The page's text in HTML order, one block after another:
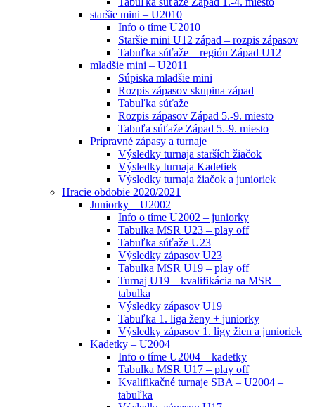
staršie mini – U2010
Info o tíme U2010
Staršie mini U12 západ – rozpis zápasov
Tabuľka súťaže – región Západ U12
mladšie mini – U2011
Súpiska mladšie mini
Rozpis zápasov skupina západ
Tabuľka súťaže
Rozpis zápasov Západ 5.-9. miesto
Tabuľa súťaže Západ 5.-9. miesto
Prípravné zápasy a turnaje
Výsledky turnaja starších žiačok
Výsledky turnaja Kadetiek
Výsledky turnaja žiačok a junioriek
Hracie obdobie 2020/2021
Juniorky – U2002
Info o tíme U2002 – juniorky
Tabulka MSR U23 – play off
Tabuľka súťaže U23
Výsledky zápasov U23
Tabulka MSR U19 – play off
Turnaj U19 – kvalifikácia na MSR –
tabulka
Výsledky zápasov U19
Tabuľka 1. liga ženy + juniorky
Výsledky zápasov 1. ligy žien a junioriek
Kadetky – U2004
Info o tíme U2004 – kadetky
Tabulka MSR U17 – play off
Kvalifikačné turnaje SBA – U2004 –
tabuľka